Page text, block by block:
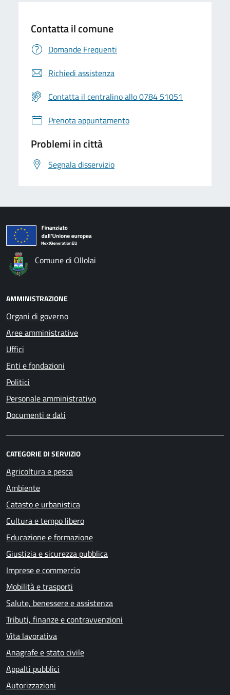
Contatta il comune
Domande Frequenti
Richiedi assistenza
Contatta il centralino allo 0784 51051
Prenota appuntamento
Problemi in città
Segnala disservizio
Comune di Ollolai
AMMINISTRAZIONE
Organi di governo
Aree amministrative
Uffici
Enti e fondazioni
Politici
Personale amministrativo
Documenti e dati
CATEGORIE DI SERVIZIO
Agricoltura e pesca
Ambiente
Catasto e urbanistica
Cultura e tempo libero
Educazione e formazione
Giustizia e sicurezza pubblica
Imprese e commercio
Mobilità e trasporti
Salute, benessere e assistenza
Tributi, finanze e contravvenzioni
Vita lavorativa
Anagrafe e stato civile
Appalti pubblici
Autorizzazioni